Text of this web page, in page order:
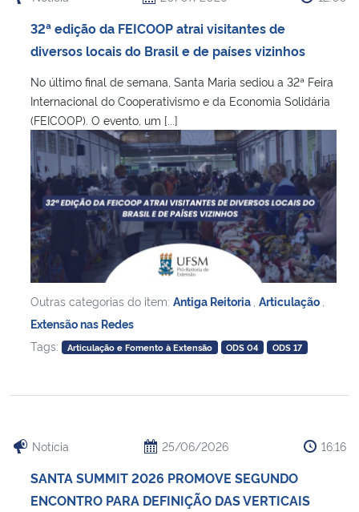
Ministério da Saúde
Ministério de Minas e Energia
Ministério da Ciência, Tecnologia, Inovações e Comunicações
Ministério do Meio Ambiente
Ministério do Turismo
Ministério do Desenvolvimento Regional
Controladoria-Geral da União
Ministério da Mulher, da Família e dos Direitos Humanos
Secretaria-Geral
Secretaria de Governo
Gabinete de Segurança Institucional
32ª edição da FEICOOP atrai visitantes de
diversos locais do Brasil e de países vizinhos
No último final de semana, Santa Maria sediou a 32ª Feira
Internacional do Cooperativismo e da Economia Solidária
(FEICOOP). O evento, um [...]
Outras categorias do item: Antiga Reitoria Articulação
Extensão nas Redes
Tags:
Articulação e Fomento à Extensão ODS 04 ODS 17
Notícia 25/06/2026 16:16
SANTA SUMMIT 2026 PROMOVE SEGUNDO
ENCONTRO PARA DEFINIÇÃO DAS VERTICAIS